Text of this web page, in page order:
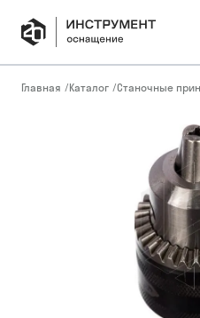
Главная /Каталог /Станочные